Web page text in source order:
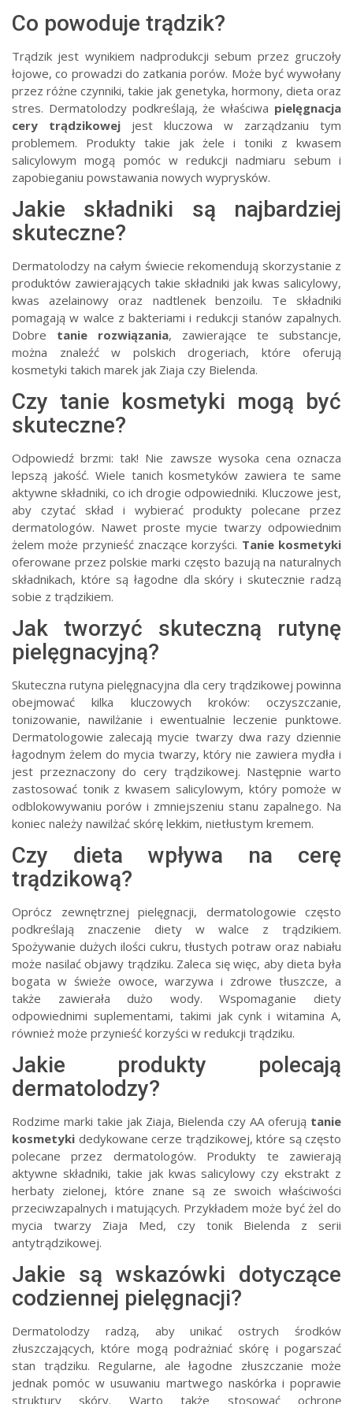
Co powoduje trądzik?
Trądzik jest wynikiem nadprodukcji sebum przez gruczoły
łojowe, co prowadzi do zatkania porów. Może być wywołany
przez różne czynniki, takie jak genetyka, hormony, dieta oraz
stres. Dermatolodzy podkreślają, że właściwa pielęgnacja
cery trądzikowej jest kluczowa w zarządzaniu tym
problemem. Produkty takie jak żele i toniki z kwasem
salicylowym mogą pomóc w redukcji nadmiaru sebum i
zapobieganiu powstawania nowych wyprysków.
Jakie składniki są najbardziej
skuteczne?
Dermatolodzy na całym świecie rekomendują skorzystanie z
produktów zawierających takie składniki jak kwas salicylowy,
kwas azelainowy oraz nadtlenek benzoilu. Te składniki
pomagają w walce z bakteriami i redukcji stanów zapalnych.
Dobre tanie rozwiązania, zawierające te substancje,
można znaleźć w polskich drogeriach, które oferują
kosmetyki takich marek jak Ziaja czy Bielenda.
Czy tanie kosmetyki mogą być
skuteczne?
Odpowiedź brzmi: tak! Nie zawsze wysoka cena oznacza
lepszą jakość. Wiele tanich kosmetyków zawiera te same
aktywne składniki, co ich drogie odpowiedniki. Kluczowe jest,
aby czytać skład i wybierać produkty polecane przez
dermatologów. Nawet proste mycie twarzy odpowiednim
żelem może przynieść znaczące korzyści. Tanie kosmetyki
oferowane przez polskie marki często bazują na naturalnych
składnikach, które są łagodne dla skóry i skutecznie radzą
sobie z trądzikiem.
Jak tworzyć skuteczną rutynę
pielęgnacyjną?
Skuteczna rutyna pielęgnacyjna dla cery trądzikowej powinna
obejmować kilka kluczowych kroków: oczyszczanie,
tonizowanie, nawilżanie i ewentualnie leczenie punktowe.
Dermatologowie zalecają mycie twarzy dwa razy dziennie
łagodnym żelem do mycia twarzy, który nie zawiera mydła i
jest przeznaczony do cery trądzikowej. Następnie warto
zastosować tonik z kwasem salicylowym, który pomoże w
odblokowywaniu porów i zmniejszeniu stanu zapalnego. Na
koniec należy nawilżać skórę lekkim, nietłustym kremem.
Czy dieta wpływa na cerę
trądzikową?
Oprócz zewnętrznej pielęgnacji, dermatologowie często
podkreślają znaczenie diety w walce z trądzikiem.
Spożywanie dużych ilości cukru, tłustych potraw oraz nabiału
może nasilać objawy trądziku. Zaleca się więc, aby dieta była
bogata w świeże owoce, warzywa i zdrowe tłuszcze, a
także zawierała dużo wody. Wspomaganie diety
odpowiednimi suplementami, takimi jak cynk i witamina A,
również może przynieść korzyści w redukcji trądziku.
Jakie produkty polecają
dermatolodzy?
Rodzime marki takie jak Ziaja, Bielenda czy AA oferują tanie
kosmetyki dedykowane cerze trądzikowej, które są często
polecane przez dermatologów. Produkty te zawierają
aktywne składniki, takie jak kwas salicylowy czy ekstrakt z
herbaty zielonej, które znane są ze swoich właściwości
przeciwzapalnych i matujących. Przykładem może być żel do
mycia twarzy Ziaja Med, czy tonik Bielenda z serii
antytrądzikowej.
Jakie są wskazówki dotyczące
codziennej pielęgnacji?
Dermatolodzy radzą, aby unikać ostrych środków
złuszczających, które mogą podrażniać skórę i pogarszać
stan trądziku. Regularne, ale łagodne złuszczanie może
jednak pomóc w usuwaniu martwego naskórka i poprawie
struktury skóry. Warto także stosować ochronę